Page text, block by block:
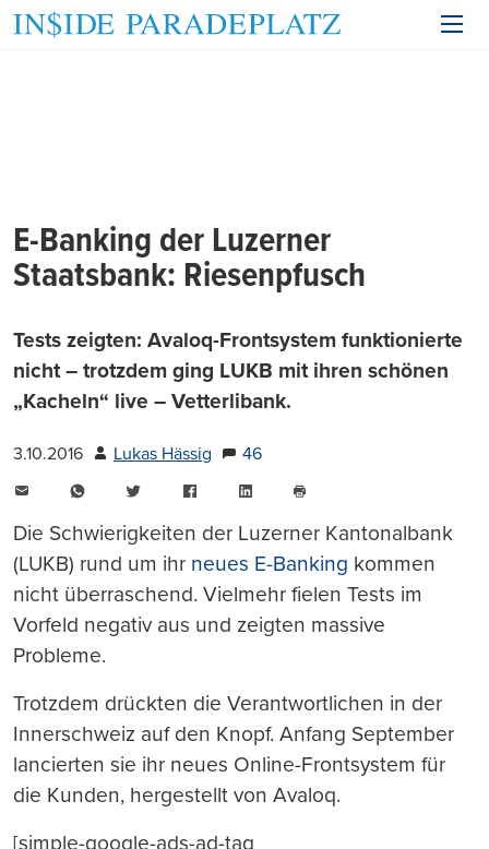
E-Banking der Luzerner
Staatsbank: Riesenpfusch
Tests zeigten: Avaloq-Frontsystem funktionierte
nicht – trotzdem ging LUKB mit ihren schönen
„Kacheln“ live – Vetterlibank.
3.10.2016 Lukas Hässig
46
WhatsAppTwitter FacebookLinkedIn
drucken
Die Schwierigkeiten der Luzerner Kantonalbank
(LUKB) rund um ihr neues E-Banking kommen
nicht überraschend. Vielmehr fielen Tests im
Vorfeld negativ aus und zeigten massive
Probleme.
Trotzdem drückten die Verantwortlichen in der
Innerschweiz auf den Knopf. Anfang September
lancierten sie ihr neues Online-Frontsystem für
die Kunden, hergestellt von Avaloq.
[simple-google-ads-ad-tag